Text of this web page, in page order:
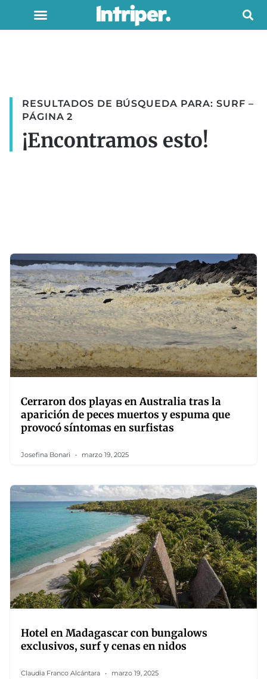
RESULTADOS DE BÚSQUEDA PARA: SURF –
PÁGINA 2
¡Encontramos esto!
Cerraron dos playas en Australia tras la
aparición de peces muertos y espuma que
provocó síntomas en surfistas
Josefina Bonari marzo 19, 2025
Hotel en Madagascar con bungalows
exclusivos, surf y cenas en nidos
Claudia Franco Alcántara marzo 19, 2025